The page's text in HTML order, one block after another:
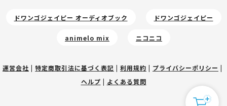
ドワンゴジェイピー オーディオブック ドワンゴジェイピー
animelo mix ニコニコ
運営会社 | 特定商取引法に基づく表記 | 利用規約 | プライバシーポリシー |
ヘルプ | よくある質問